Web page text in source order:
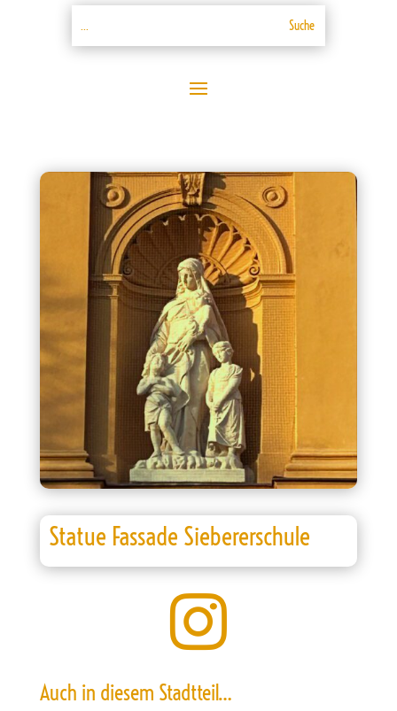
Statue Fassade Siebererschule

Auch in diesem Stadtteil…